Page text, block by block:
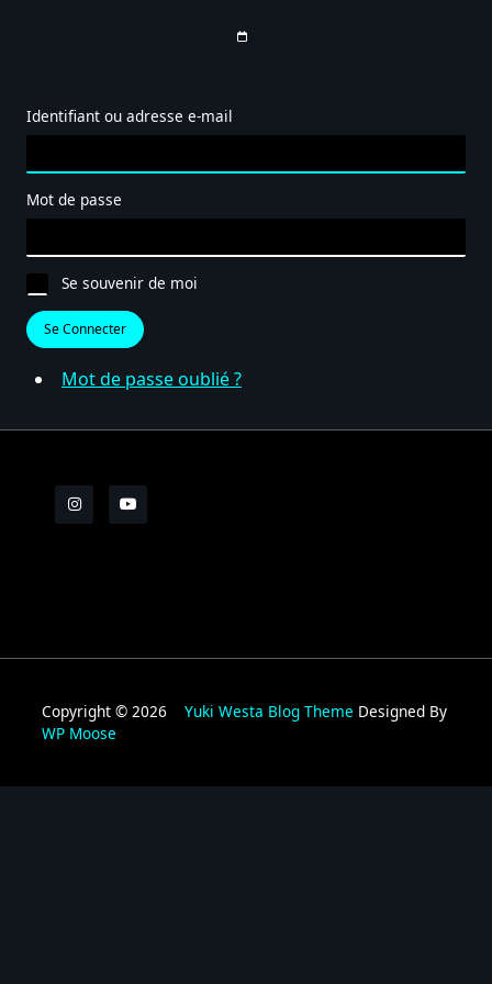
Identifiant ou adresse e-mail
Mot de passe
Se souvenir de moi
Se Connecter
Mot de passe oublié ?
Copyright © 2026 Yuki Westa Blog Theme Designed By
WP Moose